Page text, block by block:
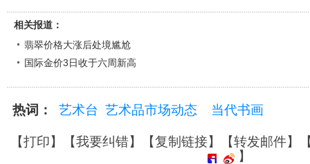
相关报道：
翡翠价格大涨后处境尴尬
国际金价3日收于六周新高
热词： 艺术台 艺术品市场动态 当代书画
【打印】【我要纠错】【复制链接】【转发邮件】
】